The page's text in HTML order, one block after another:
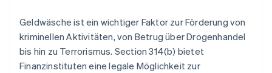
Geldwäsche ist ein wichtiger Faktor zur Förderung von
kriminellen Aktivitäten, von Betrug über Drogenhandel
bis hin zu Terrorismus. Section 314(b) bietet
Finanzinstituten eine legale Möglichkeit zur